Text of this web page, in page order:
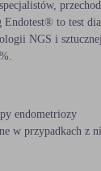
to test
NGS i
endometriozy
w przypadkach z